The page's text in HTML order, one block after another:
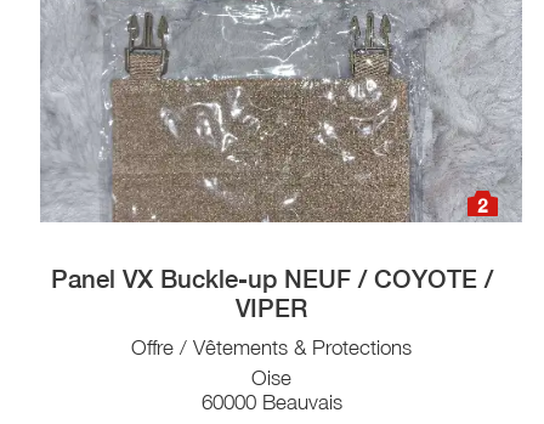
2
Panel VX Buckle-up NEUF / COYOTE /
VIPER
Offre / Vêtements & Protections
Oise
60000 Beauvais